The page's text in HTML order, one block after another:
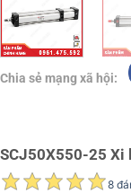
Chia sẻ mạng xã hội:
SCJ50X550-25 Xi
8